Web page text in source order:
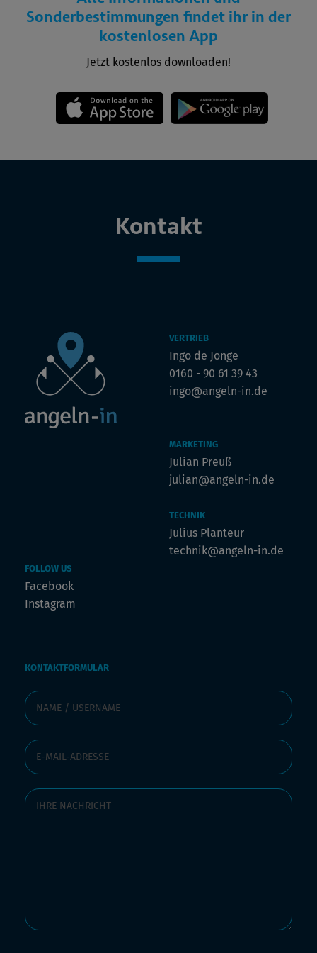
Sonderbestimmungen findet ihr in der
kostenlosen App
Jetzt kostenlos downloaden!
Kontakt
VERTRIEB
Ingo de Jonge
0160 - 90 61 39 43
ingo@angeln-in.de
MARKETING
Julian Preuß
julian@angeln-in.de
TECHNIK
Julius Planteur
technik@angeln-in.de
FOLLOW US
Facebook
Instagram
KONTAKTFORMULAR